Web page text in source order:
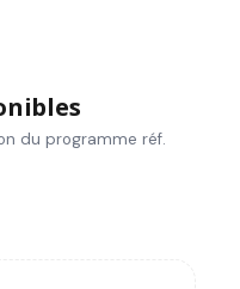
du programme réf.